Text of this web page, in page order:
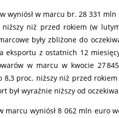
wyniósł w marcu br. 28 331
niż przed rokiem (w
były zbliżone do
eksportu z ostatnich 12
w marcu w kwocie 27
8,3 proc. niższy niż przed
był wyraźnie niższy od
marcu wyniósł 8 062 mln euro